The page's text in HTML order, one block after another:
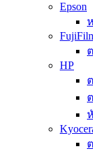
Epson
HP